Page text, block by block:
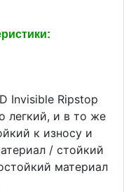
Invisible Ripstop
легкий, и в то же
к износу и
/ стойкий
материал